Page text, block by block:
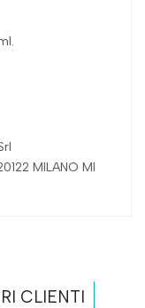
MILANO MI
CLIENTI